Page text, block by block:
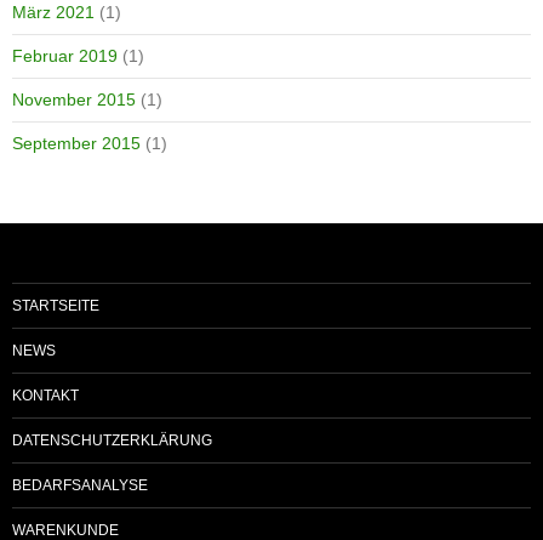
März 2021 (1)
Februar 2019 (1)
November 2015 (1)
September 2015 (1)
STARTSEITE
NEWS
KONTAKT
DATENSCHUTZERKLÄRUNG
BEDARFSANALYSE
WARENKUNDE